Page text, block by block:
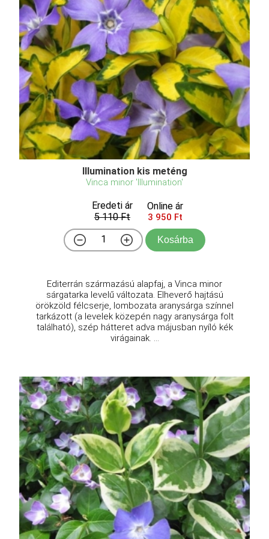
Illumination kis meténg
Vinca minor 'Illumination'
Eredeti ár
5 110 Ft
Online ár
3 950 Ft
Kosárba
Editerrán származású alapfaj, a Vinca minor
sárgatarka levelű változata. Elheverő hajtású
örökzöld félcserje, lombozata aranysárga színnel
tarkázott (a levelek közepén nagy aranysárga folt
található), szép hátteret adva májusban nyíló kék
virágainak. ...